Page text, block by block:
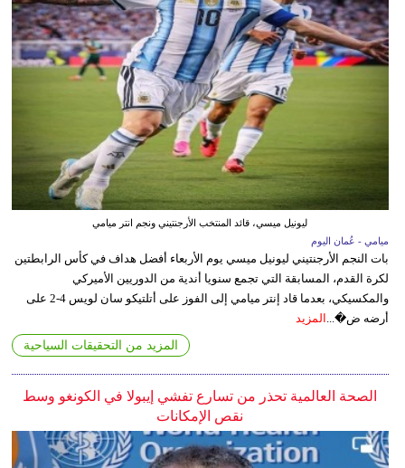
ليونيل ميسي، قائد المنتخب الأرجنتيني ونجم انتر ميامي
ميامي - عُمان اليوم
بات النجم الأرجنتيني ليونيل ميسي يوم الأربعاء أفضل هداف في كأس الرابطتين
لكرة القدم، المسابقة التي تجمع سنويا أندية من الدوريين الأميركي
والمكسيكي، بعدما قاد إنتر ميامي إلى الفوز على أتلتيكو سان لويس 4-2 على
أرضه ض�... المزيد
المزيد من التحقيقات السياحية
الصحة العالمية تحذر من تسارع تفشي إيبولا في الكونغو وسط
نقص الإمكانات